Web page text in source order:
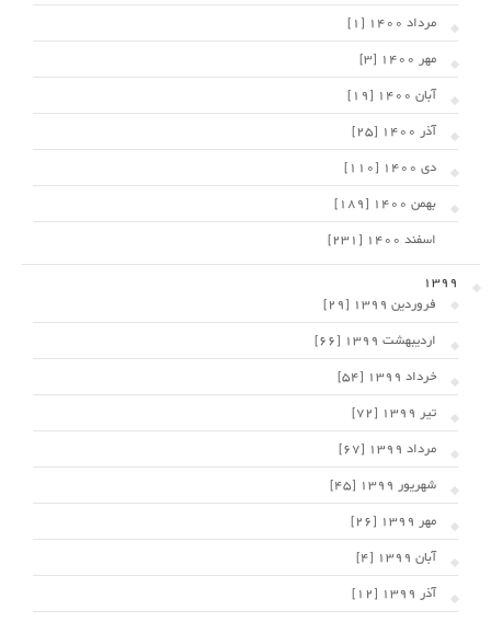
مرداد 1400 [1]
مهر 1400 [3]
آبان 1400 [19]
آذر 1400 [25]
دی 1400 [110]
بهمن 1400 [189]
اسفند 1400 [231]
1399
فروردین 1399 [29]
اردیبهشت 1399 [66]
خرداد 1399 [54]
تیر 1399 [72]
مرداد 1399 [67]
شهریور 1399 [45]
مهر 1399 [26]
آبان 1399 [4]
آذر 1399 [12]